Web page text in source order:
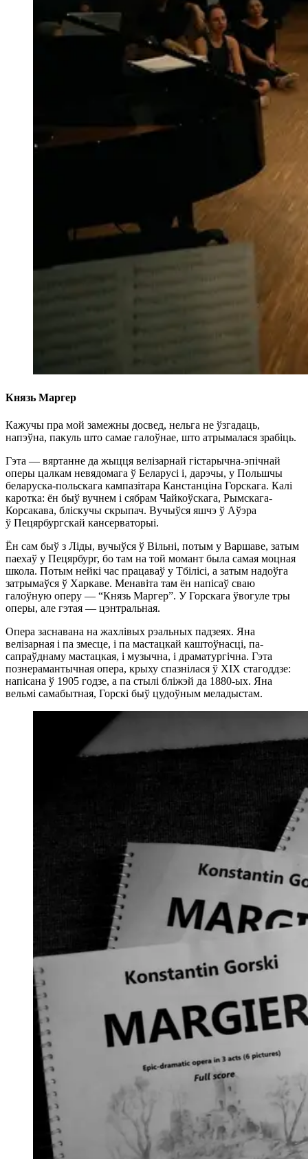
Князь Маргер
Кажучы пра мой замежны досвед, нельга не ўзгадаць,
напэўна, пакуль што самае галоўнае, што атрымалася зрабіць.
Гэта — вяртанне да жыцця велізарнай гістарычна-эпічнай
оперы цалкам невядомага ў Беларусі і, дарэчы, у Польшчы
беларуска-польскага кампазітара Канстанціна Горскага. Калі
каротка: ён быў вучнем і сябрам Чайкоўскага, Рымскага-
Корсакава, бліскучы скрыпач. Вучыўся яшчэ ў Аўэра
ў Пецярбургскай кансерваторыі.
Ён сам быў з Ліды, вучыўся ў Вільні, потым у Варшаве, затым
паехаў у Пецярбург, бо там на той момант была самая моцная
школа. Потым нейкі час працаваў у Тбілісі, а затым надоўга
затрымаўся ў Харкаве. Менавіта там ён напісаў сваю
галоўную оперу — “Князь Маргер”. У Горскага ўвогуле тры
оперы, але гэтая — цэнтральная.
Опера заснавана на жахлівых рэальных падзеях. Яна
велізарная і па змесце, і па мастацкай каштоўнасці, па-
сапраўднаму мастацкая, і музычна, і драматургічна. Гэта
познерамантычная опера, крыху спазнілася ў XIX стагоддзе:
напісана ў 1905 годзе, а па стылі бліжэй да 1880-ых. Яна
вельмі самабытная, Горскі быў цудоўным меладыстам.